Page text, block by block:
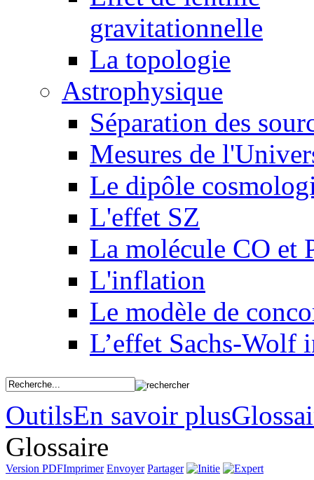
gravitationnelle
La topologie
Astrophysique
Séparation des
Mesures de
Le dipôle
L'effet SZ
La molécule CO et
L'inflation
Le modèle de
L’effet Sachs-Wolf
OutilsEn savoir plus
Glossaire
Version PDFImprimer Envoyer Partager